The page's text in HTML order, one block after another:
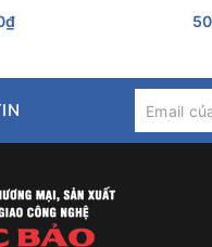
chế tạo bằng vật liệu
thêm các tính năng an
hệ với Đức Bảo qua